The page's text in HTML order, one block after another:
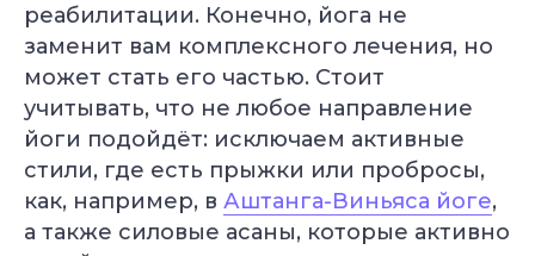
реабилитации. Конечно, йога не
заменит вам комплексного лечения, но
может стать его частью. Стоит
учитывать, что не любое направление
йоги подойдёт: исключаем активные
стили, где есть прыжки или пробросы,
как, например, в Аштанга-Виньяса йоге,
а также силовые асаны, которые активно